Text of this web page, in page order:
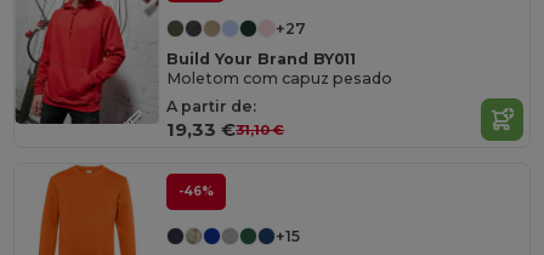
+27
Build Your Brand BY011
Moletom com capuz pesado
A partir de:
19,33 €31,10 €
-46%
+15